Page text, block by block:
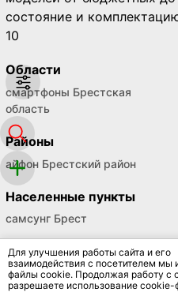
состояние и
10
Области
смартфоны Брестская
область
Районы
айфон Брестский район
Населенные пункты
самсунг Брест
Для улучшения работы сайта и его
взаимодействия с посетителем мы
файлы cookie. Продолжая работу с
разрешаете использование cookie-